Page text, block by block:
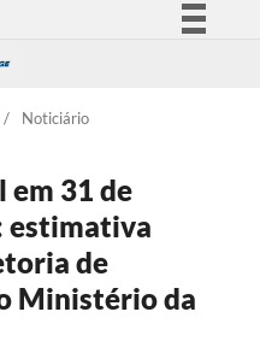
Participe
Legislação
Canais
/ Noticiário
em 31 de
estimativa
de
Ministério da